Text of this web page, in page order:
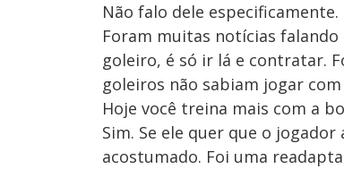
Não falo dele
Foram muitas notícias
goleiro, é só ir lá e contratar.
goleiros não sabiam jogar
Hoje você treina mais com a
Sim. Se ele quer que o
acostumado. Foi uma